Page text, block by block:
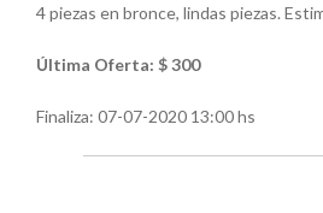
4 piezas en bronce, lindas piezas.
Última Oferta: $ 300
Finaliza: 07-07-2020 13:00 hs